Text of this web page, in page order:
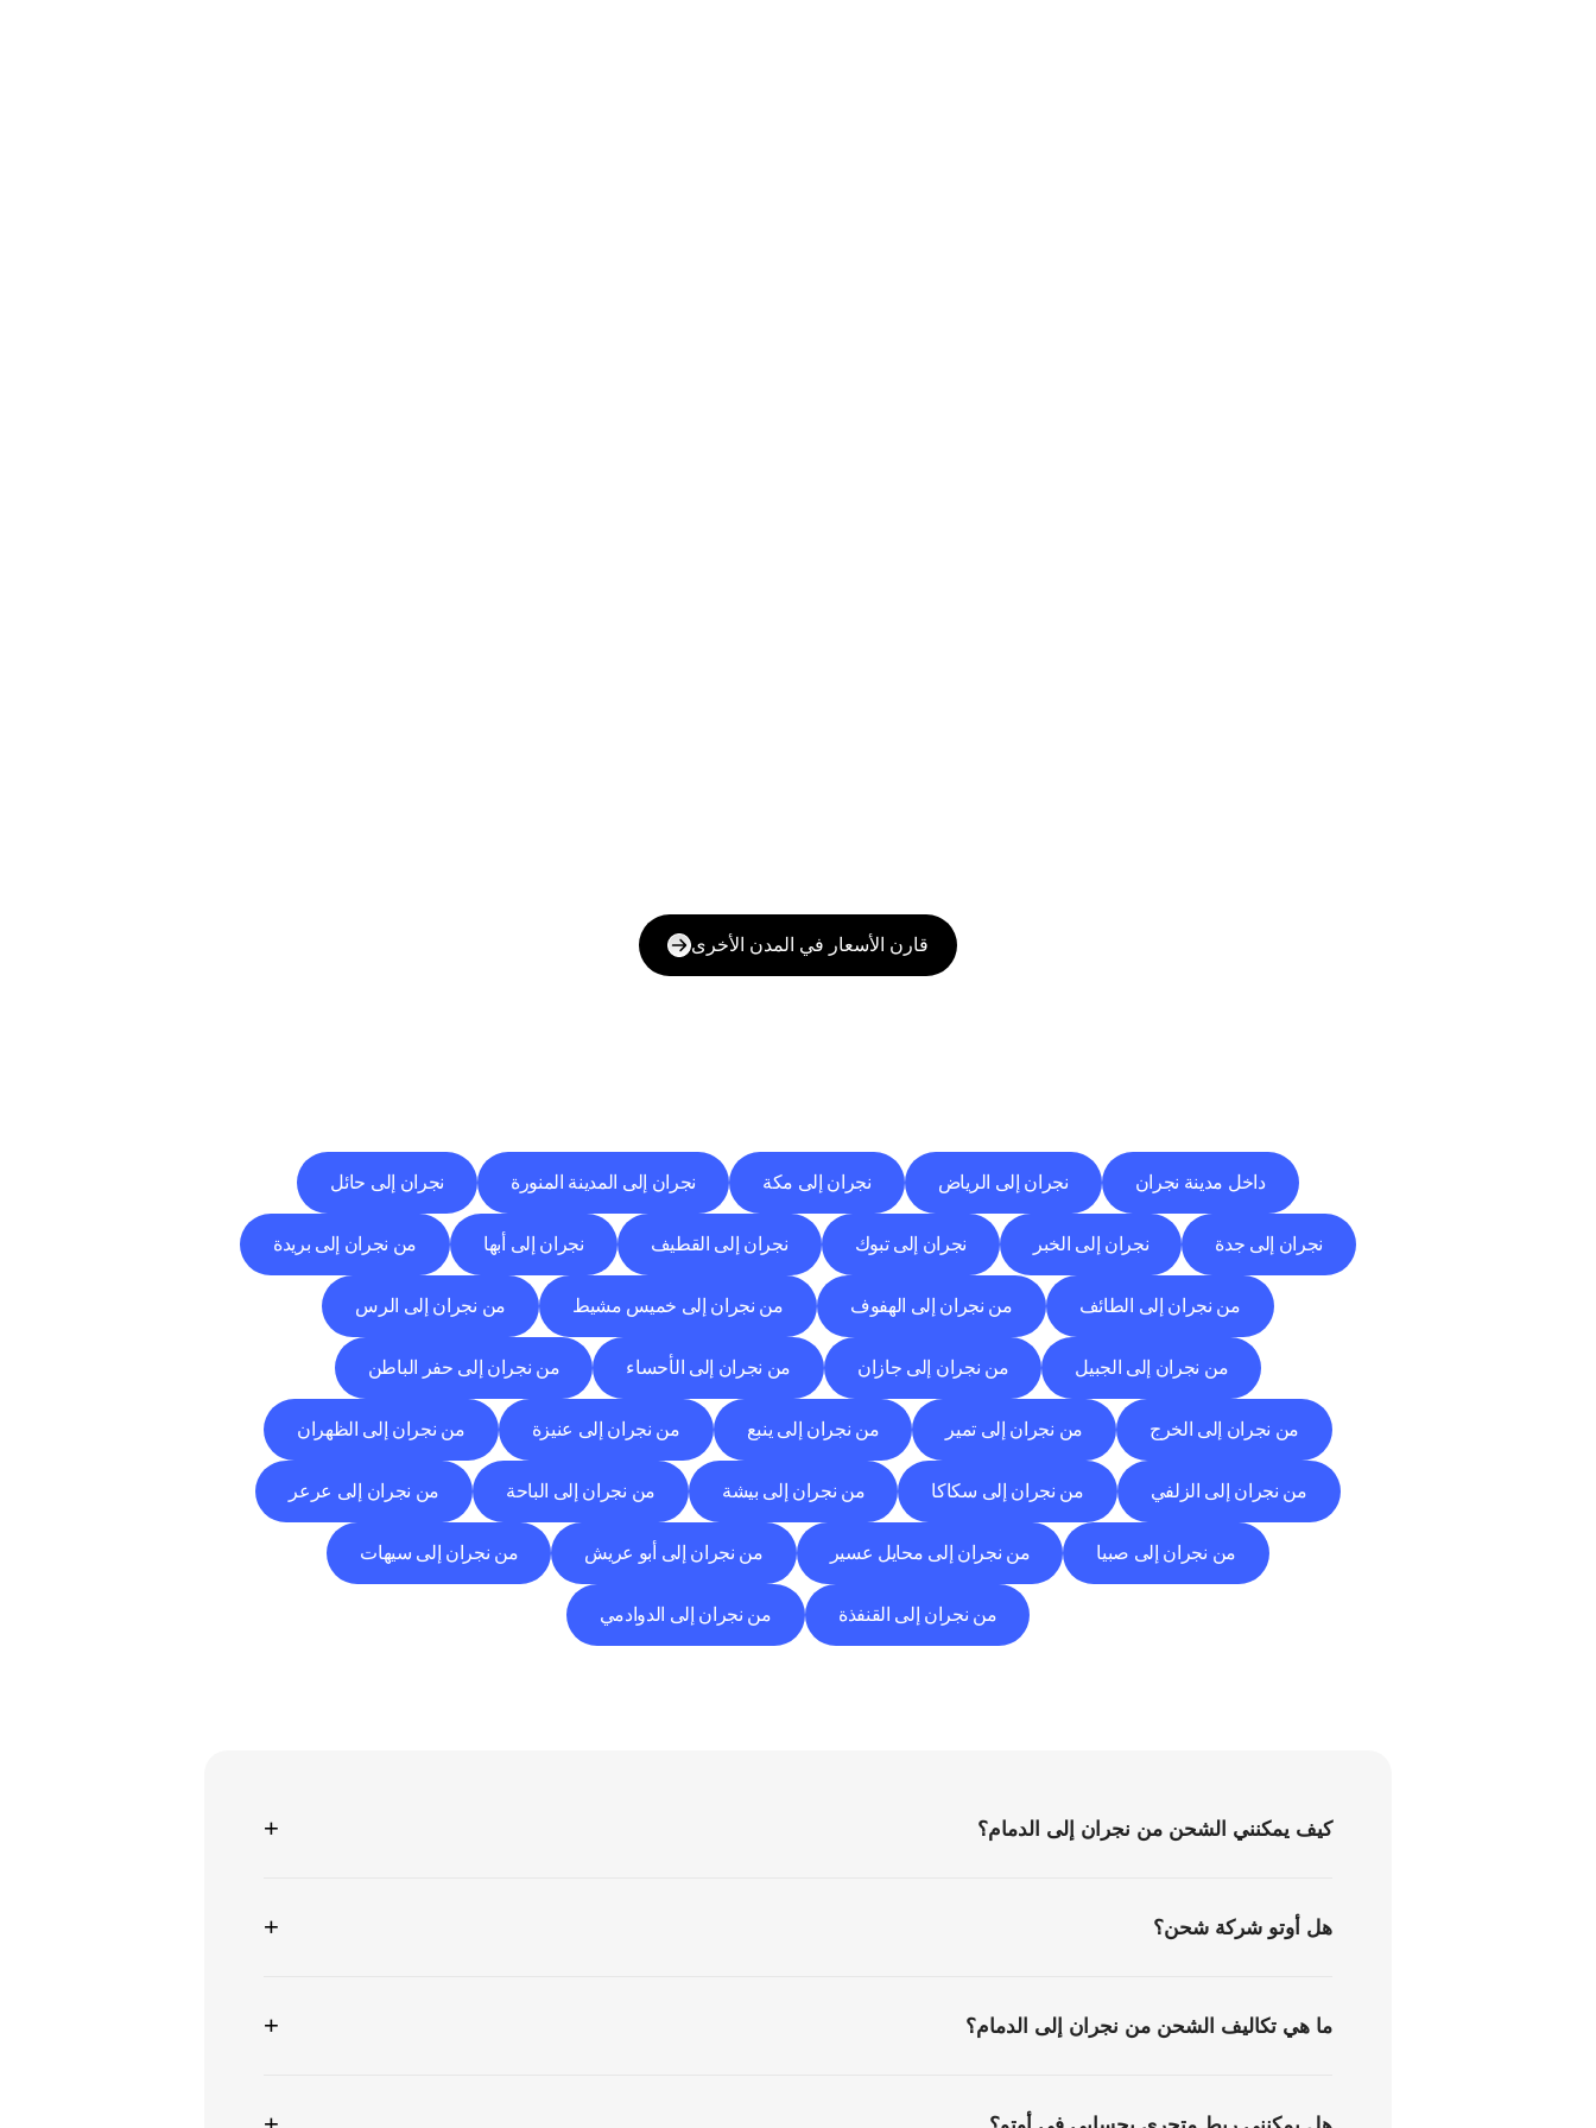
قارن الأسعار في المدن الأخرى
داخل مدينة نجران نجران إلى الرياض نجران إلى مكة نجران إلى المدينة المنورة نجران إلى حائل
نجران إلى جدة نجران إلى الخبر نجران إلى تبوك نجران إلى القطيف نجران إلى أبها من نجران إلى بريدة
من نجران إلى الطائف من نجران إلى الهفوف من نجران إلى خميس مشيط من نجران إلى الرس
من نجران إلى الجبيل من نجران إلى جازان من نجران إلى الأحساء من نجران إلى حفر الباطن
من نجران إلى الخرج من نجران إلى تمير من نجران إلى ينبع من نجران إلى عنيزة من نجران إلى الظهران
من نجران إلى الزلفي من نجران إلى سكاكا من نجران إلى بيشة من نجران إلى الباحة من نجران إلى عرعر
من نجران إلى صبيا من نجران إلى محايل عسير من نجران إلى أبو عريش من نجران إلى سيهات
من نجران إلى القنفذة من نجران إلى الدوادمي
كيف يمكنني الشحن من نجران إلى الدمام؟ +
هل أوتو شركة شحن؟ +
ما هي تكاليف الشحن من نجران إلى الدمام؟ +